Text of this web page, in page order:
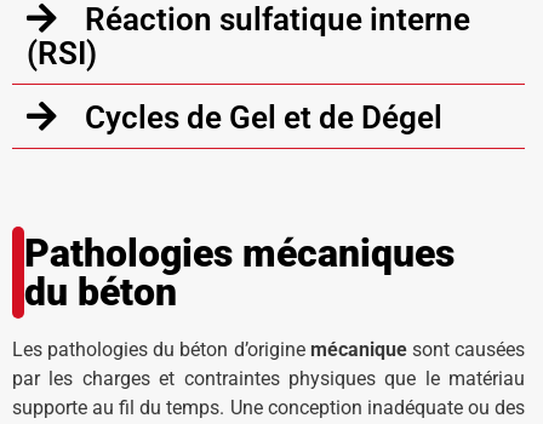
Réaction sulfatique interne
(RSI)
Cycles de Gel et de Dégel
Pathologies mécaniques
du béton
Les pathologies du béton d’origine mécaniquesont causées
par les charges et contraintes physiques que le matériau
supporte au fil du temps. Une conception inadéquate ou des